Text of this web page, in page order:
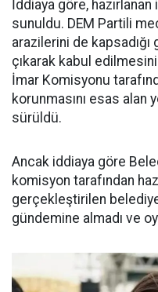
İddiaya göre,
sunuldu. DEM Partili
arazilerini de
çıkarak kabul
İmar Komisyonu
korunmasını esas alan
sürüldü.
Ancak iddiaya göre
komisyon tarafından
gerçekleştirilen
gündemine almadı ve